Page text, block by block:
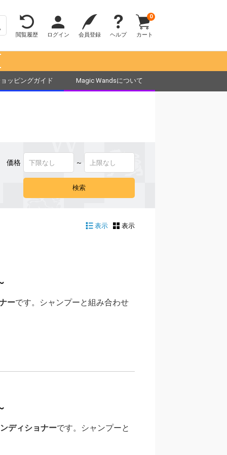
閲覧履歴 ログイン 会員登録 ヘルプ カート
0
ッピングガイド Magic Wandsについて
価格 ～
表示 表示
ーです。シャンプーと組み合わせ
ディショナーです。シャンプーと